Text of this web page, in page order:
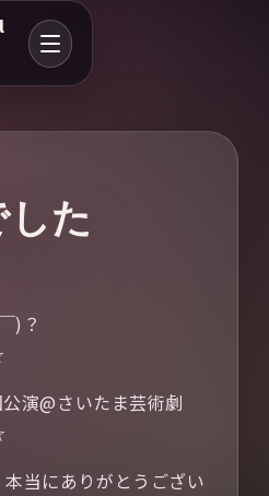
た
)？
演@さいたま芸術劇
当にありがとうござい